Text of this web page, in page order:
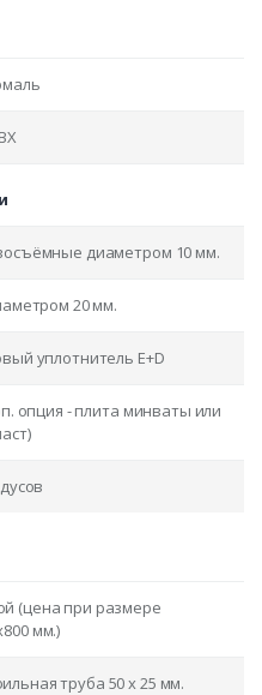
диаметром 10 мм.
20 мм.
уплотнитель E+D
опция - плита минваты или
(цена при размере
мм.)
труба 50 х 25 мм.